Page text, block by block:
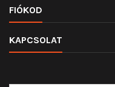
FIÓKOD
KAPCSOLAT